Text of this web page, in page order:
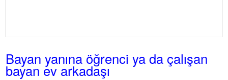
Bayan yanına öğrenci ya da çalışan
bayan ev arkadaşı